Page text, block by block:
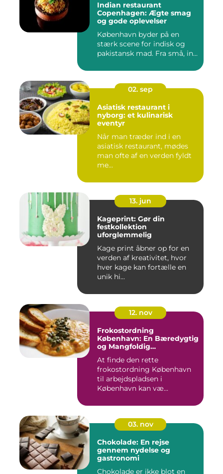
Indian restaurant
Copenhagen: Ægte smag
og gode oplevelser
København byder på en
stærk scene for indisk og
pakistansk mad. Fra små, in...
02. sep
Asiatisk restaurant i
nyborg: et kulinarisk
eventyr
Når man træder ind i en
asiatisk restaurant, mødes
man ofte af en verden fyldt
me...
13. jun
Kageprint: Gør din
festkollektion
uforglemmelig
Kage print åbner op for en
verden af kreativitet, hvor
hver kage kan fortælle en
unik hi...
12. nov
Frokostordning
København: En Bæredygtig
og Mangfoldig
At finde den rette
frokostordning København
til arbejdspladsen i
København kan væ...
03. nov
Chokolade: En rejse
gennem nydelse og
gastronomi
Chokolade er ikke blot en